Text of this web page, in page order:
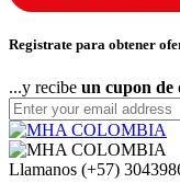
Registrate para obtener
...y recibe un cupon de
Llamanos (+57)